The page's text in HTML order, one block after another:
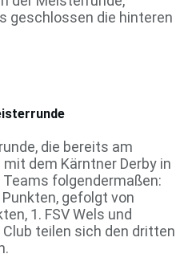
geschlossen die hinteren
die bereits am
dem Kärntner Derby in
folgendermaßen:
gefolgt von
1. FSV Wels und
teilen sich den dritten